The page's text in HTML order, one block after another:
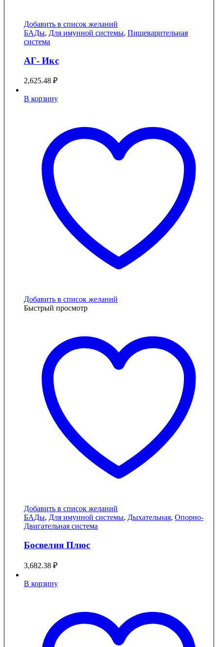
Добавить в список желаний
БАДы, Для имунной системы, Пищеварительная
система
АГ- Икс
2,625.48 ₽
В корзину
Добавить в список желаний
Быстрый просмотр
Добавить в список желаний
БАДы, Для имунной системы, Дыхательная, Опорно-
Двигательная система
Босвелия Плюс
3,682.38 ₽
В корзину